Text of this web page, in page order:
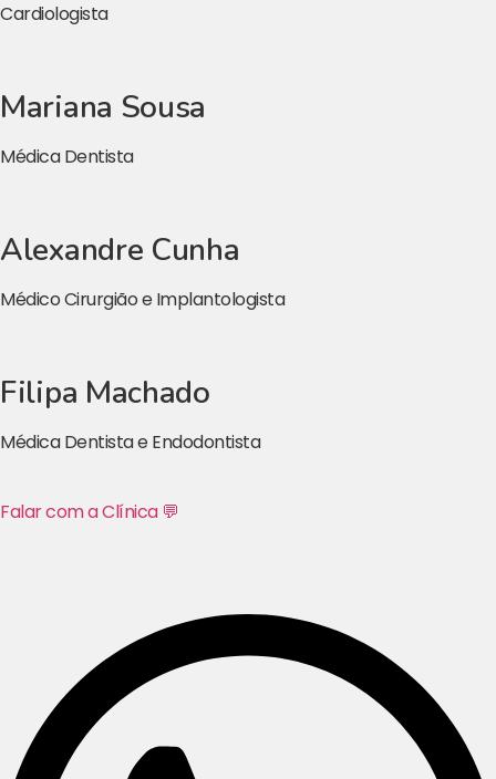
Cardiologista
Mariana Sousa
Médica Dentista
Alexandre Cunha
Médico Cirurgião e Implantologista
Filipa Machado
Médica Dentista e Endodontista
Falar com a Clínica 💬